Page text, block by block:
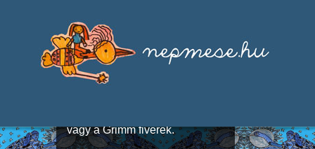
útján terjedő elbeszélésekből,
melyeket olyan ismert gyűjtők
állítottak össze, mint Benedek
vagy a Grimm fivérek.